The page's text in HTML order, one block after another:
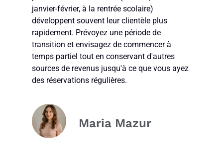
janvier-février, à la rentrée scolaire)
développent souvent leur clientèle plus
rapidement. Prévoyez une période de
transition et envisagez de commencer à
temps partiel tout en conservant d'autres
sources de revenus jusqu'à ce que vous ayez
des réservations régulières.
Maria Mazur